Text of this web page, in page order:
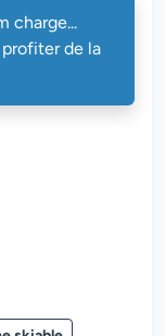
charge...
de la